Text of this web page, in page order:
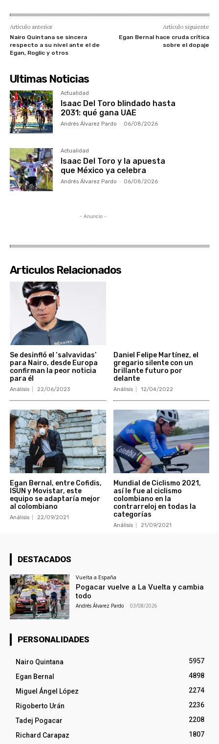
Artículo anterior
Nairo Quintana se sincera
respecto a su nivel ante el de
Egan, Roglic y otros
Artículo siguiente
Egan Bernal hace cruda crítica
sobre el dopaje
Ultimas Noticias
Actualidad
Isaac Del Toro blindado hasta
2031: qué gana UAE
Andrés Álvarez Pardo - 06/08/2026
Actualidad
Isaac Del Toro y la apuesta
que México ya celebra
Andrés Álvarez Pardo - 06/08/2026
- Anuncio -
Articulos Relacionados
Se desinfló el ‘salvavidas’
para Nairo, desde Europa
confirman la peor noticia
para él
Análisis 22/06/2023
Daniel Felipe Martínez, el
gregario silente con un
brillante futuro por
delante
Análisis 12/04/2022
Egan Bernal, entre Cofidis,
ISUN y Movistar, este
equipo se adaptaría mejor
al colombiano
Análisis 22/09/2021
Mundial de Ciclismo 2021,
así le fue al ciclismo
colombiano en la
contrarreloj en todas la
categorías
Análisis 21/09/2021
DESTACADOS
Vuelta a España
Pogacar vuelve a La Vuelta y cambia
todo
Andrés Álvarez Pardo - 03/08/2026
PERSONALIDADES
Nairo Quintana
5957
Egan Bernal
4898
Miguel Ángel López
2274
Rigoberto Urán
2236
Tadej Pogacar
2208
Richard Carapaz
1807